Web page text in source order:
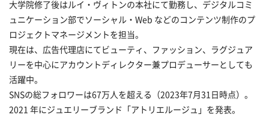
大学院修了後はルイ・ヴィトンの本社にて勤務し、デジタルコミ
ュニケーション部でソーシャル・Web などのコンテンツ制作のプ
ロジェクトマネージメントを担当。
現在は、広告代理店にてビューティ、ファッション、ラグジュア
リーを中心にアカウントディレクター兼プロデューサーとしても
活躍中。
SNSの総フォロワーは67万人を超える（2023年7月31日時点）。
2021 年にジュエリーブランド「アトリエルージュ」を発表。